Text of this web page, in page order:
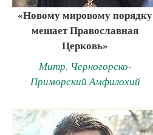
«Новому мировому порядку
мешает Православная
Церковь»
Митр. Черногорско-
Приморский Амфилохий